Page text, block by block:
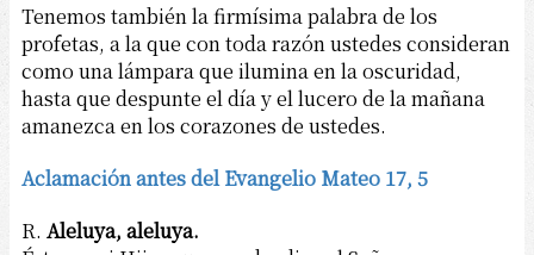
Tenemos también la firmísima palabra de los
profetas, a la que con toda razón ustedes consideran
como una lámpara que ilumina en la oscuridad,
hasta que despunte el día y el lucero de la mañana
amanezca en los corazones de ustedes.
Aclamación antes del Evangelio Mateo 17, 5
R. Aleluya, aleluya.